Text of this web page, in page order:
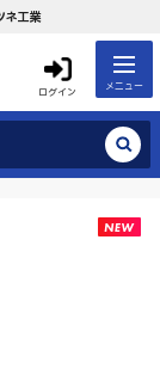
ネ工業
ログイン メニュー